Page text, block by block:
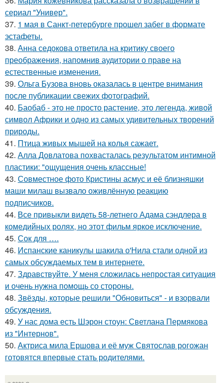
сериал "Универ".
37. 1 мая в Санкт-петербурге прошел забег в формате
эстафеты.
38. Анна седокова ответила на критику своего
преображения, напомнив аудитории о праве на
естественные изменения.
39. Ольга Бузова вновь оказалась в центре внимания
после публикации свежих фотографий.
40. Баобаб - это не просто растение, это легенда, живой
символ Африки и одно из самых удивительных творений
природы.
41. Птица живых мышей на колья сажает.
42. Алла Довлатова похвасталась результатом интимной
пластики: "ощущения очень классные!
43. Совместное фото Кристины асмус и её близняшки
маши милаш вызвало оживлённую реакцию
подписчиков.
44. Все привыкли видеть 58-летнего Адама сэндлера в
комедийных ролях, но этот фильм яркое исключение.
45. Сок для ….
46. Испанские каникулы шакила о'Нила стали одной из
самых обсуждаемых тем в интернете.
47. Здравствуйте. У меня сложилась непростая ситуация
и очень нужна помощь со стороны.
48. Звёзды, которые решили "Обновиться" - и взорвали
обсуждения.
49. У нас дома есть Шэрон стоун: Светлана Пермякова
из "Интернов".
50. Актриса мила Ершова и её муж Святослав рогожан
готовятся впервые стать родителями.